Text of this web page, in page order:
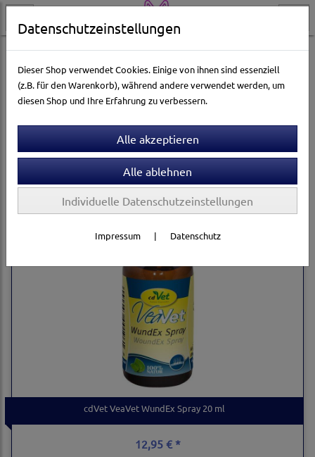
Katzenwelt Pflege & Gesundheit Katzen-Apotheke
Sortierung wählen
cdVet VeaVet WundEx Spray 20 ml
12,95 € *
Datenschutzeinstellungen
Dieser Shop verwendet Cookies. Einige von ihnen sind essenziell
(z.B. für den Warenkorb), während andere verwendet werden, um
diesen Shop und Ihre Erfahrung zu verbessern.
Individuelle Datenschutzeinstellungen
Impressum | Datenschutz